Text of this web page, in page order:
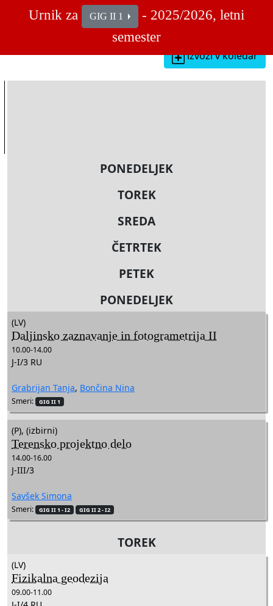
Urnik za GIG II 1
- 2025/2026, letni
semester
izvozi v koledar
PONEDELJEK
TOREK
SREDA
ČETRTEK
PETEK
PONEDELJEK
(LV)
Daljinsko zaznavanje in fotogrametrija II
10.00-14.00
J-I/3 RU
Grabrijan Tanja, Bončina Nina
Smeri: GIG II 1
(P), (izbirni)
Terensko projektno delo
14.00-16.00
J-III/3
Savšek Simona
Smeri: GIG II 1 - I2 GIG II 2 - I2
TOREK
(LV)
Fizikalna geodezija
09.00-11.00